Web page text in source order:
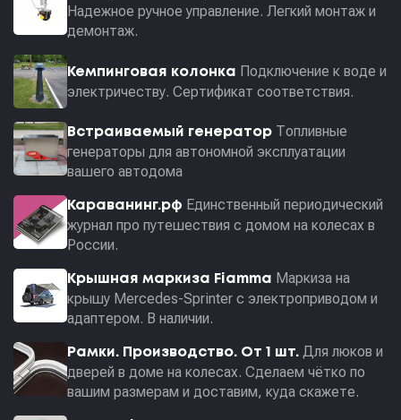
Надежное ручное управление. Легкий монтаж и
демонтаж.
Кемпинговая колонка Подключение к воде и
электричеству. Сертификат соответствия.
Встраиваемый генератор Топливные
генераторы для автономной эксплуатации
вашего автодома
Караванинг.рф Единственный периодический
журнал про путешествия с домом на колесах в
России.
Крышная маркиза Fiamma Маркиза на
крышу Mercedes-Sprinter с электроприводом и
адаптером. В наличии.
Рамки. Производство. От 1 шт. Для люков и
дверей в доме на колесах. Сделаем чётко по
вашим размерам и доставим, куда скажете.